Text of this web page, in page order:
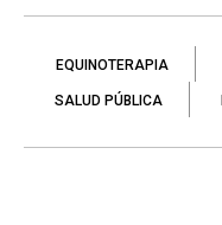
EQUINOTERAPIA
SALUD PÚBLICA